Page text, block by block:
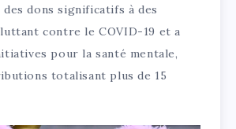
dons significatifs à des
contre le COVID-19 et a
pour la santé mentale,
totalisant plus de 15